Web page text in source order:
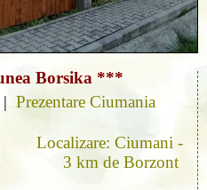
Borsika ***
| Prezentare Ciumania
Localizare: Ciumani -
3 km de Borzont